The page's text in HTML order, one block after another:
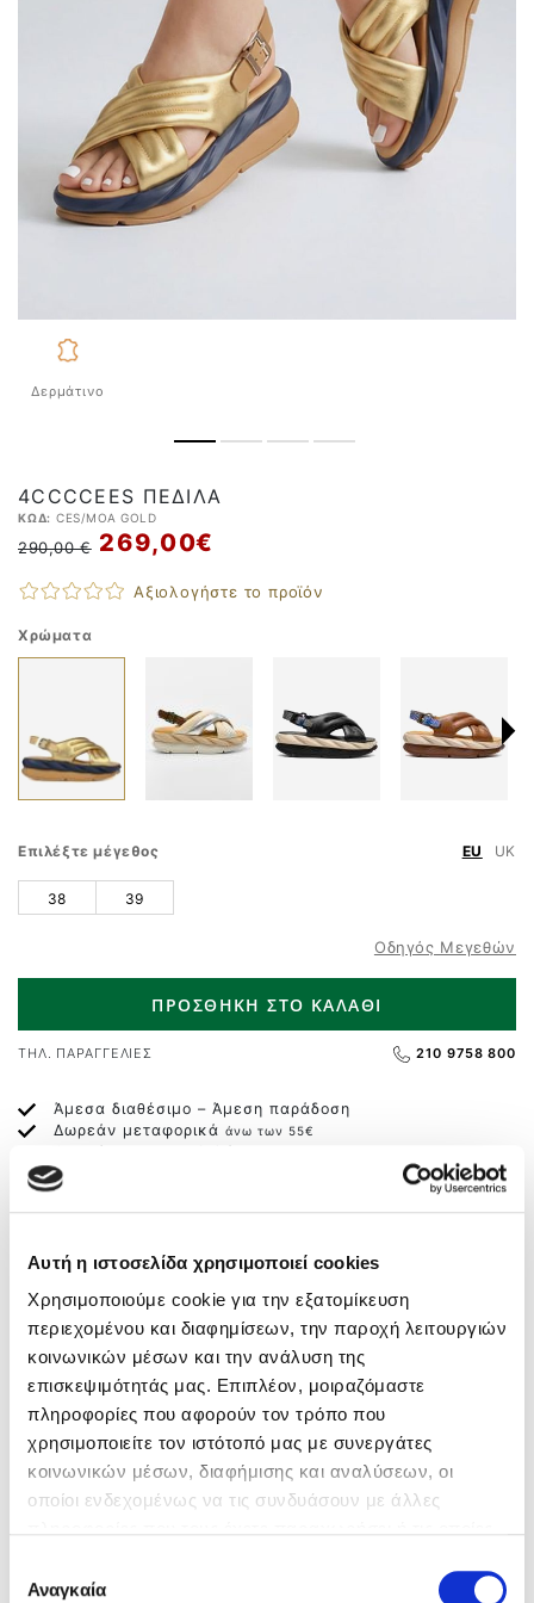
Αυτή η ιστοσελίδα χρησιμοποιεί cookies
Χρησιμοποιούμε cookie για την εξατομίκευση
περιεχομένου και διαφημίσεων, την παροχή λειτουργιών
κοινωνικών μέσων και την ανάλυση της
επισκεψιμότητάς μας. Επιπλέον, μοιραζόμαστε
πληροφορίες που αφορούν τον τρόπο που
χρησιμοποιείτε τον ιστότοπό μας με συνεργάτες
κοινωνικών μέσων, διαφήμισης και αναλύσεων, οι
οποίοι ενδεχομένως να τις συνδυάσουν με άλλες
των υπηρεσιών τους.
συγκατάθεσης
Αναγκαία
Δερμάτινο
4CCCCEES ΠΈΔΙΛΑ
ΚΩΔ: CES/MOA GOLD
269,00 €
290,00 €
Αξιολογήστε το προϊόν
Χρώματα
Επιλέξτε μέγεθος EU UK
38 39
Οδηγός Μεγεθών
ΠΡΟΣΘΗΚΗ ΣΤΟ ΚΑΛΑΘΙ
ΤΗΛ. ΠΑΡΑΓΓΕΛΙΕΣ 210 9758 800
Άμεσα διαθέσιμο – Άμεση παράδοση
Δωρεάν μεταφορικά άνω των 55€
Δωρεάν αντικαταβολή
Αλλαγή και σε Φυσικό Κατάστημα
Ανατομικό γυναικείο flatform πέδιλο του παγκοσμίως
αναγνωρισμένου ισπανικού οίκου 4CCCCEES.
παγκοσμίως αναγνωρισμένου ισπανικού οίκου
4CCCCEES. Τα υποδήματα 4CCCCEEES είναι βασισμένα
σε τέσσερις κατευθυντήριες αρχές Confidence,
Comfort, Contemporary, Curiosity που τα αρχικά τους
περιλαμβάνονται και στο όνομα του brand.
Κατασκευασμένο από δέρμα άριστης ποιότητας
που εστιάζει στην άνεση και τα ποιοτικά υλικά. Με